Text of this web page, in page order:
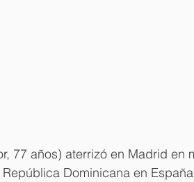
77 años) aterrizó en Madrid en
Dominicana en